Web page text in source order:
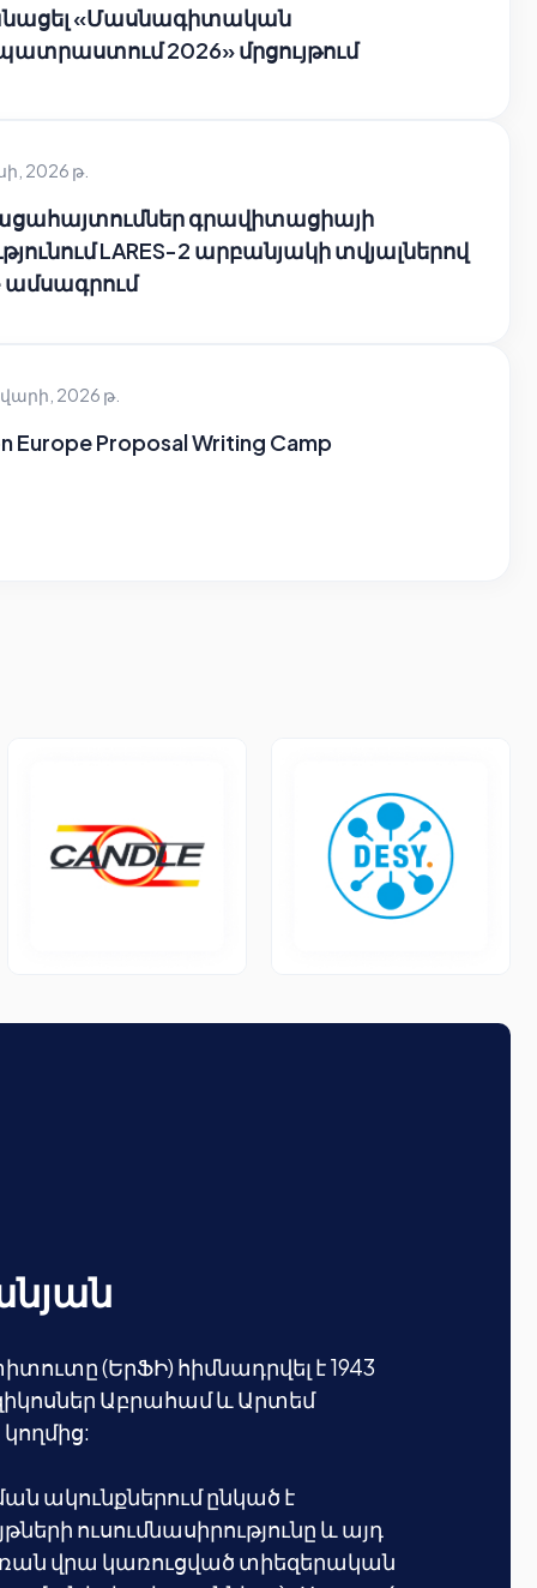
«Մասնագիտական
2026» մրցույթում
2026 թ.
գրավիտացիայի
LARES-2 արբանյակի տվյալներով
ամսագրում
2026 թ.
Europe Proposal Writing Camp
(ԵրՖԻ) հիմնադրվել է 1943
Աբրահամ և Արտեմ
ակունքներում ընկած է
ուսումնասիրությունը և այդ
վրա կառուցված տիեզերական